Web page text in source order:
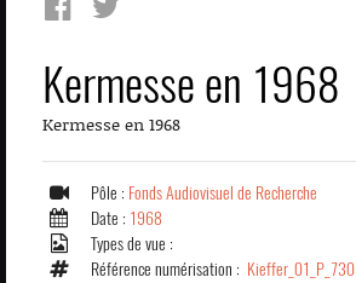
Kermesse en 1968
Kermesse en 1968
Pôle : Fonds Audiovisuel de Recherche
Date : 1968
Types de vue :
Référence numérisation : Kieffer_01_P_730